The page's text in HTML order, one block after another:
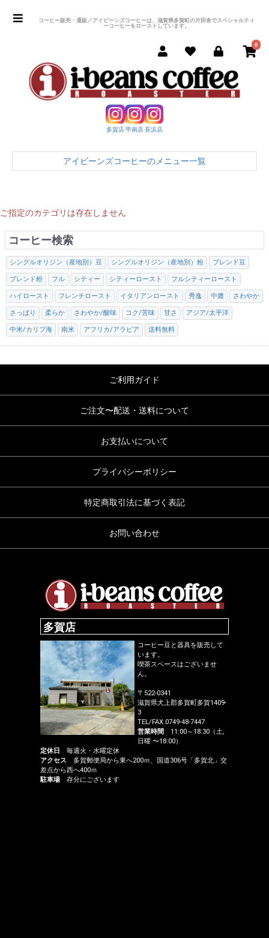
コーヒー販売・通販／アイビーンズコーヒーは、滋賀県多賀町の片田舎でスペシャルティ
ーコーヒーをローストしています。
0
多賀店甲南店長浜店
アイビーンズコーヒーのメニュー一覧
ご指定のカテゴリは存在しません
コーヒー検索
シングルオリジン（産地別）豆 シングルオリジン（産地別）粉 ブレンド豆
ブレンド粉 フル シティー シティーロースト フルシティーロースト
ハイロースト フレンチロースト イタリアンロースト 秀逸 中庸 さわやか
さっぱり 柔らか さわやか/酸味 コク/苦味 甘さ アジア/太平洋
中米/カリブ海 南米 アフリカ/アラビア 送料無料
ご利用ガイド
ご注文〜配送・送料について
お支払いについて
プライバシーポリシー
特定商取引法に基づく表記
お問い合わせ
多賀店
コーヒー豆と器具を販売して
います。
喫茶スペースはございませ
ん。
〒522-0341
滋賀県犬上郡多賀町多賀1409-
3
TEL/FAX.0749-48-7447
営業時間 11:00～18:30（土,
日曜 〜18:00）
定休日 毎週火・水曜定休
アクセス 多賀郵便局から東へ200ｍ、国道306号「多賀北」交
差点から西へ400ｍ
駐車場 存分にございます